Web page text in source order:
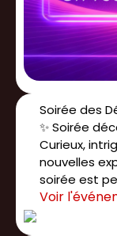
Soirée des
✨ Soirée
Curieux,
nouvelles
soirée est